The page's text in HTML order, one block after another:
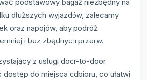
podstawowy bagaż niezbędny na
dłuższych wyjazdów, zalecamy
oraz napojów, aby podróż
i bez zbędnych przerw.
z usługi door-to-door
dostęp do miejsca odbioru, co ułatwi